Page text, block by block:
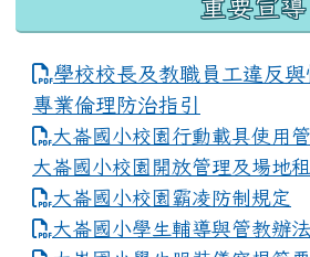
重要宣導
學校校長及教職員工違反
專業倫理防治指引
大崙國小校園行動載具使用
大崙國小校園開放管理及場地
大崙國小校園霸凌防制規定
大崙國小學生輔導與管教辦法